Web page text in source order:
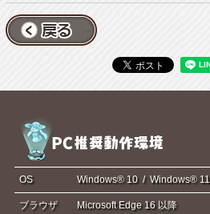
OS Windows® 10 / Windows® 11
ブラウザ
Microsoft Edge 16 以降